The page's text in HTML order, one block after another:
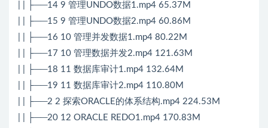
| | ├──14 9 管理UNDO数据1.mp4 65.37M
| | ├──15 9 管理UNDO数据2.mp4 60.86M
| | ├──16 10 管理并发数据1.mp4 80.22M
| | ├──17 10 管理数据并发2.mp4 121.63M
| | ├──18 11 数据库审计1.mp4 132.64M
| | ├──19 11 数据库审计2.mp4 110.80M
| | ├──2 2 探索ORACLE的体系结构.mp4 224.53M
| | ├──20 12 ORACLE REDO1.mp4 170.83M